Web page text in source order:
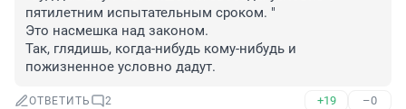
пятилетним испытательным сроком. "
Это насмешка над законом.
Так, глядишь, когда-нибудь кому-нибудь и
пожизненное условно дадут.
ОТВЕТИТЬ 2 +19 –0